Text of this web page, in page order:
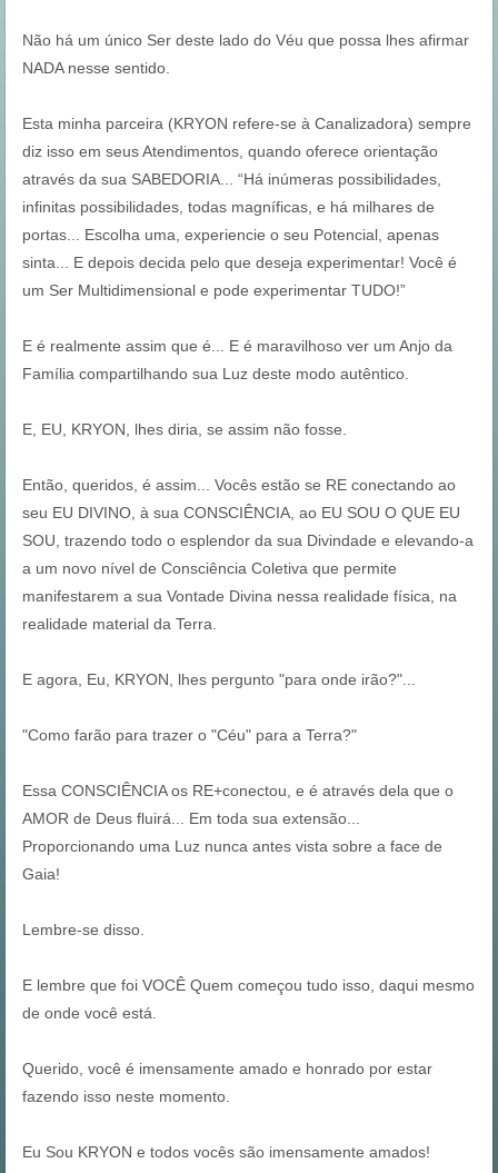
Não há um único Ser deste lado do Véu que possa lhes afirmar
NADA nesse sentido.
Esta minha parceira (KRYON refere-se à Canalizadora) sempre
diz isso em seus Atendimentos, quando oferece orientação
através da sua SABEDORIA... “Há inúmeras possibilidades,
infinitas possibilidades, todas magníficas, e há milhares de
portas... Escolha uma, experiencie o seu Potencial, apenas
sinta... E depois decida pelo que deseja experimentar! Você é
um Ser Multidimensional e pode experimentar TUDO!”
E é realmente assim que é... E é maravilhoso ver um Anjo da
Família compartilhando sua Luz deste modo autêntico.
E, EU, KRYON, lhes diria, se assim não fosse.
Então, queridos, é assim... Vocês estão se RE conectando ao
seu EU DIVINO, à sua CONSCIÊNCIA, ao EU SOU O QUE EU
SOU, trazendo todo o esplendor da sua Divindade e elevando-a
a um novo nível de Consciência Coletiva que permite
manifestarem a sua Vontade Divina nessa realidade física, na
realidade material da Terra.
E agora, Eu, KRYON, lhes pergunto "para onde irão?"...
"Como farão para trazer o "Céu" para a Terra?"
Essa CONSCIÊNCIA os RE+conectou, e é através dela que o
AMOR de Deus fluirá... Em toda sua extensão...
Proporcionando uma Luz nunca antes vista sobre a face de
Gaia!
Lembre-se disso.
E lembre que foi VOCÊ Quem começou tudo isso, daqui mesmo
de onde você está.
Querido, você é imensamente amado e honrado por estar
fazendo isso neste momento.
Eu Sou KRYON e todos vocês são imensamente amados!